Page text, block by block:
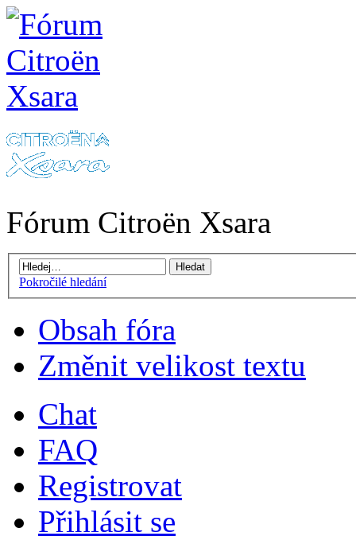
Fórum Citroën Xsara
Pokročilé hledání
Obsah fóra
Změnit velikost textu
Chat
FAQ
Registrovat
Přihlásit se